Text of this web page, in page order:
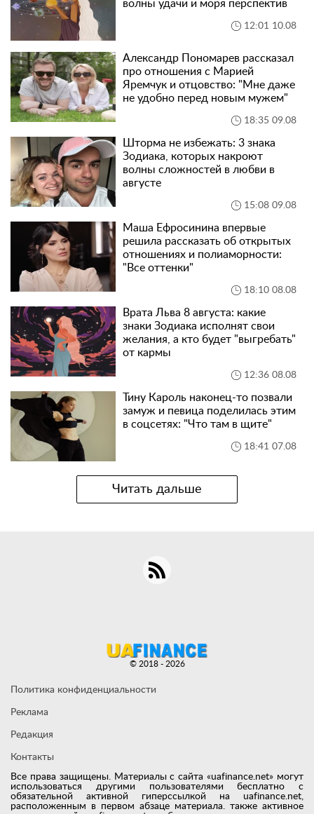
волны удачи и моря перспектив
12:01 10.08
Александр Пономарев рассказал
про отношения с Марией
Яремчук и отцовство: "Мне даже
не удобно перед новым мужем"
18:35 09.08
Шторма не избежать: 3 знака
Зодиака, которых накроют
волны сложностей в любви в
августе
15:08 09.08
Маша Ефросинина впервые
решила рассказать об открытых
отношениях и полиаморности:
"Все оттенки"
18:10 08.08
Врата Льва 8 августа: какие
знаки Зодиака исполнят свои
желания, а кто будет "выгребать"
от кармы
12:36 08.08
Тину Кароль наконец-то позвали
замуж и певица поделилась этим
в соцсетях: "Что там в щите"
18:41 07.08
Читать дальше
Все права защищены. Материалы с сайта «uafinance.net» могут
использоваться другими пользователями бесплатно с
обязательной активной гиперссылкой на uafinance.net,
расположенным в первом абзаце материала. также активное
Политика конфиденциальности
Реклама
Редакция
Контакты
© 2018 - 2026